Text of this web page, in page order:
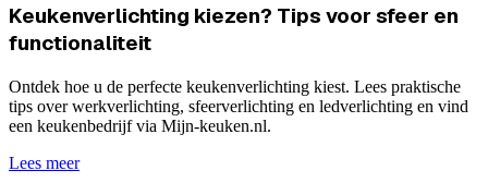
Keukenverlichting kiezen? Tips voor sfeer en
functionaliteit
Ontdek hoe u de perfecte keukenverlichting kiest. Lees praktische
tips over werkverlichting, sfeerverlichting en ledverlichting en vind
een keukenbedrijf via Mijn-keuken.nl.
Lees meer